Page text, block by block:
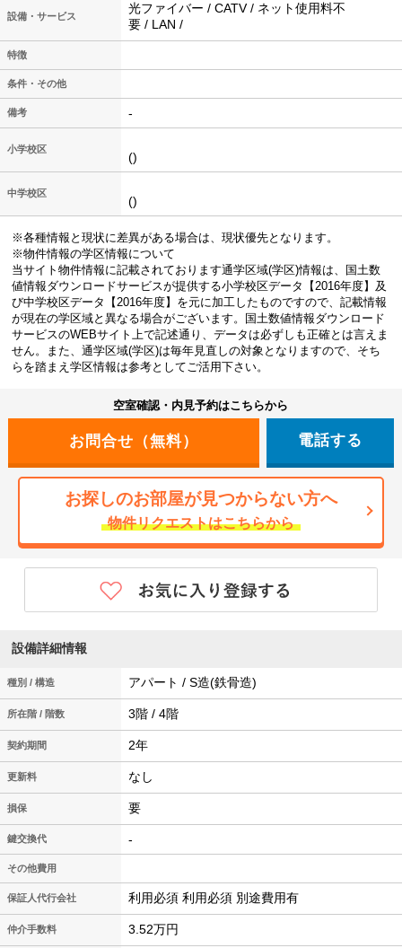
設備・サービス
光ファイバー / CATV / ネット使用料不
要 / LAN /
特徴
条件・その他
備考 -
小学校区
()
中学校区
()
※各種情報と現状に差異がある場合は、現状優先となります。
※物件情報の学区情報について
当サイト物件情報に記載されております通学区域(学区)情報は、国土数
値情報ダウンロードサービスが提供する小学校区データ【2016年度】及
び中学校区データ【2016年度】を元に加工したものですので、記載情報
が現在の学区域と異なる場合がございます。国土数値情報ダウンロード
サービスのWEBサイト上で記述通り、データは必ずしも正確とは言えま
せん。また、通学区域(学区)は毎年見直しの対象となりますので、そち
らを踏まえ学区情報は参考としてご活用下さい。
空室確認・内見予約はこちらから
電話する
お探しのお部屋が見つからない方へ
物件リクエストはこちらから
設備詳細情報
種別 / 構造 アパート / S造(鉄骨造)
所在階 / 階数 3階 / 4階
契約期間 2年
更新料 なし
損保 要
鍵交換代 -
その他費用
保証人代行会社 利用必須 利用必須 別途費用有
仲介手数料 3.52万円